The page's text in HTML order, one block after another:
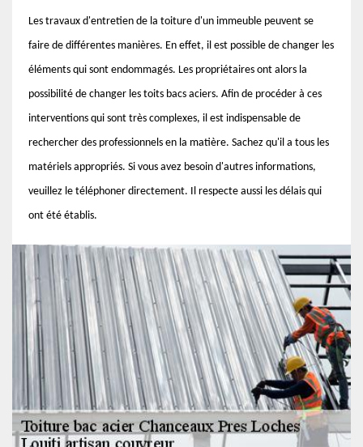
Les travaux d'entretien de la toiture d'un immeuble peuvent se
faire de différentes manières. En effet, il est possible de changer les
éléments qui sont endommagés. Les propriétaires ont alors la
possibilité de changer les toits bacs aciers. Afin de procéder à ces
interventions qui sont très complexes, il est indispensable de
rechercher des professionnels en la matière. Sachez qu'il a tous les
matériels appropriés. Si vous avez besoin d'autres informations,
veuillez le téléphoner directement. Il respecte aussi les délais qui
ont été établis.